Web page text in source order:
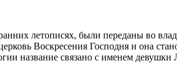
летописях, были переданы во
Воскресения Господня и она
название связано с именем